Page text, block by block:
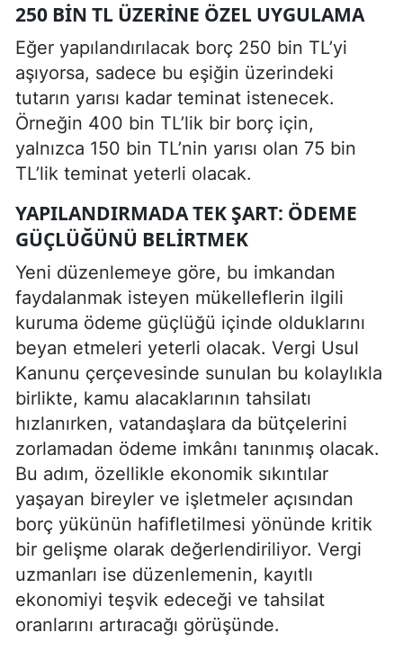
250 BIN TL ÜZERINE ÖZEL UYGULAMA
Eğer yapılandırılacak borç 250 bin TL’yi
aşıyorsa, sadece bu eşiğin üzerindeki
tutarın yarısı kadar teminat istenecek.
Örneğin 400 bin TL’lik bir borç için,
yalnızca 150 bin TL’nin yarısı olan 75 bin
TL’lik teminat yeterli olacak.
YAPILANDIRMADA TEK ŞART: ÖDEME
GÜÇLÜĞÜNÜ BELIRTMEK
Yeni düzenlemeye göre, bu imkandan
faydalanmak isteyen mükelleflerin ilgili
kuruma ödeme güçlüğü içinde olduklarını
beyan etmeleri yeterli olacak. Vergi Usul
Kanunu çerçevesinde sunulan bu kolaylıkla
birlikte, kamu alacaklarının tahsilatı
hızlanırken, vatandaşlara da bütçelerini
zorlamadan ödeme imkânı tanınmış olacak.
Bu adım, özellikle ekonomik sıkıntılar
yaşayan bireyler ve işletmeler açısından
borç yükünün hafifletilmesi yönünde kritik
bir gelişme olarak değerlendiriliyor. Vergi
uzmanları ise düzenlemenin, kayıtlı
ekonomiyi teşvik edeceği ve tahsilat
oranlarını artıracağı görüşünde.